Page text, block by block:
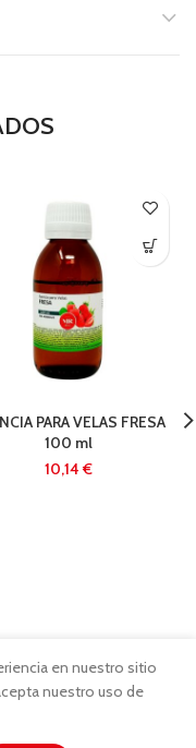
PARA VELAS FRESA
100 ml
€
en nuestro sitio
nuestro uso de